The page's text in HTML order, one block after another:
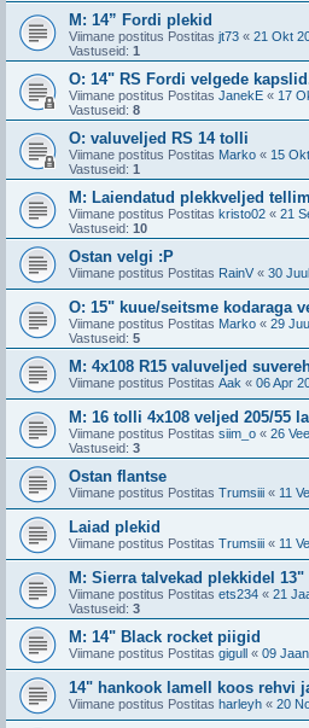
M: 14” Fordi plekid
Viimane postitus Postitas jt73 « 21 Okt
Vastuseid: 1
O: 14" RS Fordi velgede
Viimane postitus Postitas JanekE « 17
Vastuseid: 8
O: valuveljed RS 14 tolli
Viimane postitus Postitas Marko « 15
Vastuseid: 1
M: Laiendatud plekkveljed
Viimane postitus Postitas kristo02 « 21
Vastuseid: 10
Ostan velgi :P
Viimane postitus Postitas RainV « 30
O: 15" kuue/seitsme kodaraga
Viimane postitus Postitas Marko « 29
Vastuseid: 5
M: 4x108 R15 valuveljed
Viimane postitus Postitas Aak « 06 Apr
M: 16 tolli 4x108 veljed 205/55
Viimane postitus Postitas siim_o « 26
Vastuseid: 3
Ostan flantse
Viimane postitus Postitas Trumsiii « 11
Laiad plekid
Viimane postitus Postitas Trumsiii « 11
M: Sierra talvekad plekkidel 13"
Viimane postitus Postitas ets234 « 21
Vastuseid: 3
M: 14" Black rocket piigid
Viimane postitus Postitas gigull « 09
14" hankook lamell koos rehvi
Viimane postitus Postitas harleyh « 20